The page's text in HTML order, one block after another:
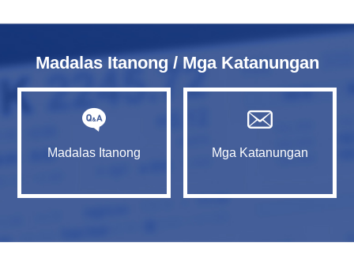
Madalas Itanong / Mga Katanungan
Madalas Itanong Mga Katanungan